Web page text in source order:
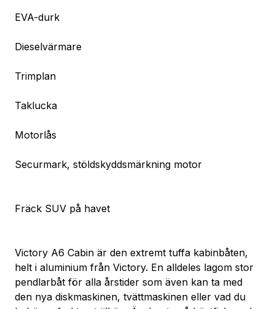
EVA-durk
Dieselvärmare
Trimplan
Taklucka
Motorlås
Securmark, stöldskyddsmärkning motor
Fräck SUV på havet
Victory A6 Cabin är den extremt tuffa kabinbåten,
helt i aluminium från Victory. En alldeles lagom stor
pendlarbåt för alla årstider som även kan ta med
den nya diskmaskinen, tvättmaskinen eller vad du